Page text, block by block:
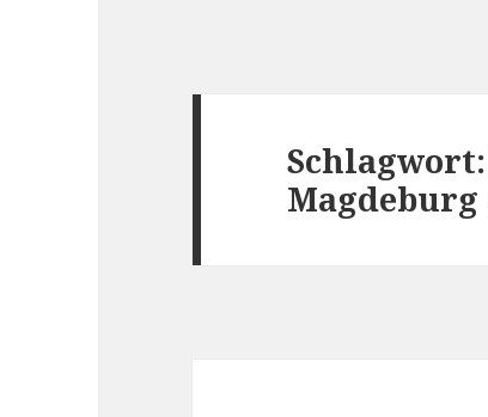
Magdeburg